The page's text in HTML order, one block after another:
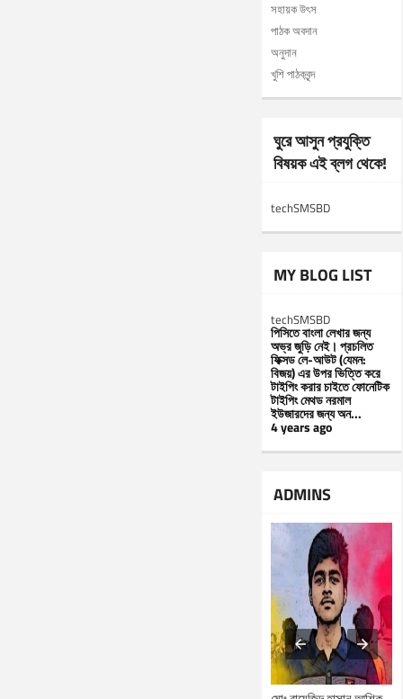
সহায়ক উৎস
পাঠক অবদান
অনুদান
খুশি পাঠকবৃন্দ
ঘুরে আসুন প্রযুক্তি
বিষয়ক এই ব্লগ থেকে!
techSMSBD
MY BLOG LIST
techSMSBD
পিসিতে বাংলা লেখার জন্য
অভ্র জুড়ি নেই। প্রচলিত
ফিক্সড লে-আউট (যেমন:
বিজয়) এর উপর ভিত্তি করে
টাইপিং করার চাইতে ফোনেটিক
টাইপিং মেথড নরমাল
ইউজারদের জন্য অন...
4 years ago
ADMINS